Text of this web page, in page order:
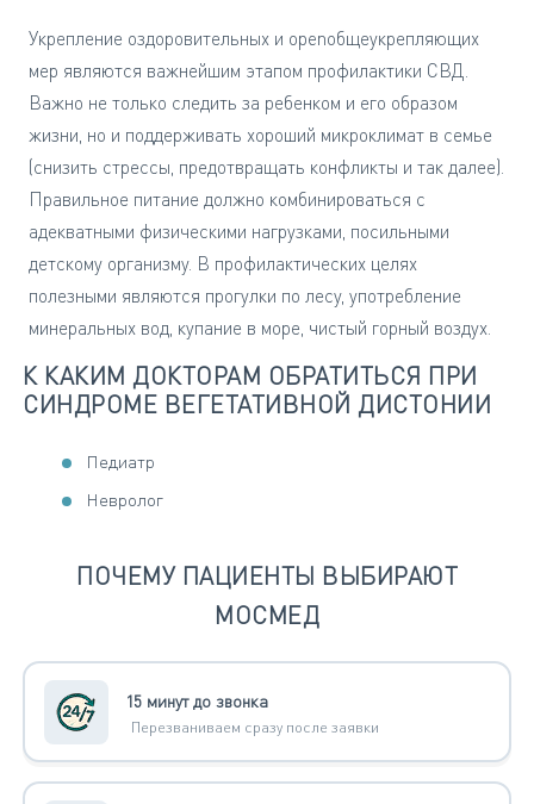
Укрепление оздоровительных и openобщеукрепляющих
мер являются важнейшим этапом профилактики СВД.
Важно не только следить за ребенком и его образом
жизни, но и поддерживать хороший микроклимат в семье
(снизить стрессы, предотвращать конфликты и так далее).
Правильное питание должно комбинироваться с
адекватными физическими нагрузками, посильными
детскому организму. В профилактических целях
полезными являются прогулки по лесу, употребление
минеральных вод, купание в море, чистый горный воздух.
К КАКИМ ДОКТОРАМ ОБРАТИТЬСЯ ПРИ
СИНДРОМЕ ВЕГЕТАТИВНОЙ ДИСТОНИИ
Педиатр
Невролог
ПОЧЕМУ ПАЦИЕНТЫ ВЫБИРАЮТ
МОСМЕД
15 минут до звонка
Перезваниваем сразу после заявки